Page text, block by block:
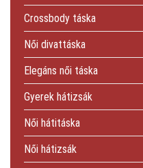
Crossbody táska
Női divattáska
Elegáns női táska
Gyerek hátizsák
Női hátitáska
Női hátizsák